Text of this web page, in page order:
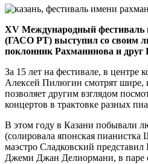
XV Международный фестиваль
(ГАСО РТ) выступил со своим
поклонник Рахманинова и
За 15 лет на фестивале, в
Алексей Пилюгин смотрят шире,
позволяет другим взглядом
концертов в трактовке разных
В этом году в Казани побывали
(солировала японская
маэстро Сладковский
Джеми Джан Делиормани, в паре